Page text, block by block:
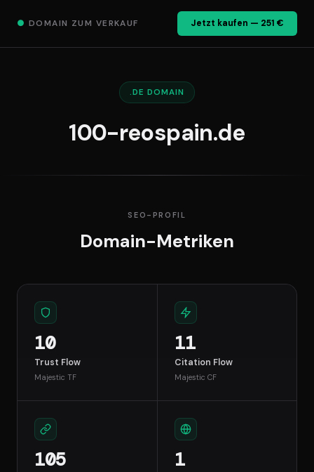
● DOMAIN ZUM VERKAUF Jetzt kaufen — 251 €
.DE DOMAIN
100-reospain.de
SEO-PROFIL
Domain-Metriken
10
Trust Flow
Majestic TF
11
Citation Flow
Majestic CF
105 1